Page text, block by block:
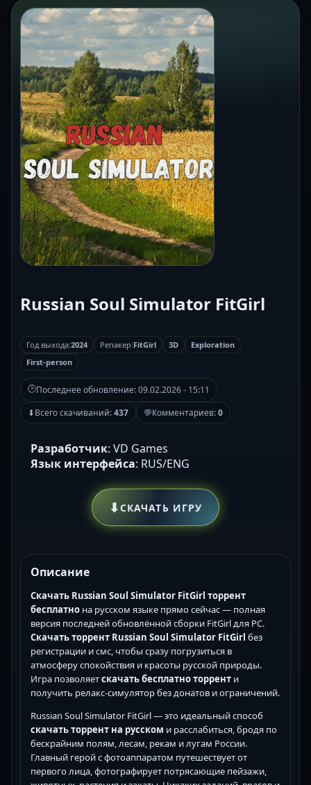
Russian Soul Simulator FitGirl
Год выхода:2024 Репакер:FitGirl 3D
Exploration
First-person
🕒Последнее обновление:09.02.2026 - 15:11
⬇Всего скачиваний:437 💬Комментариев:0
Разработчик: VD Games
Язык интерфейса: RUS/ENG
⬇СКАЧАТЬ ИГРУ
Описание
Скачать Russian Soul Simulator FitGirl торрент
бесплатно на русском языке прямо сейчас — полная
версия последней обновлённой сборки FitGirl для PC.
Скачать торрент Russian Soul Simulator FitGirl без
регистрации и смс, чтобы сразу погрузиться в
атмосферу спокойствия и красоты русской природы.
Игра позволяетскачать бесплатно торрент и
получить релакс-симулятор без донатов и ограничений.
Russian Soul Simulator FitGirl — это идеальный способ
скачать торрент на русском и расслабиться, бродя по
бескрайним полям, лесам, рекам и лугам России.
Главный герой с фотоаппаратом путешествует от
первого лица, фотографирует потрясающие пейзажи,